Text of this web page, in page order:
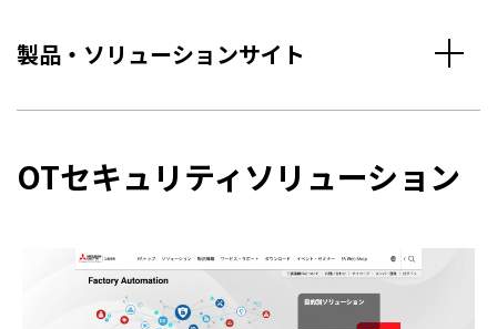
製品・ソリューションサイト
OTセキュリティソリューション